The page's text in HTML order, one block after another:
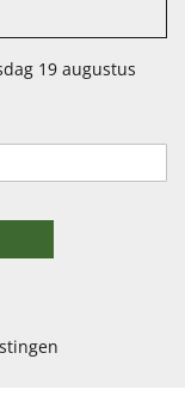
19 augustus